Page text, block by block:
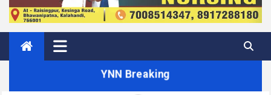
YNN Breaking